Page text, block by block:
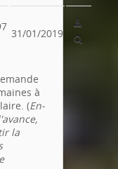
31/01/2019
à
(En-
la